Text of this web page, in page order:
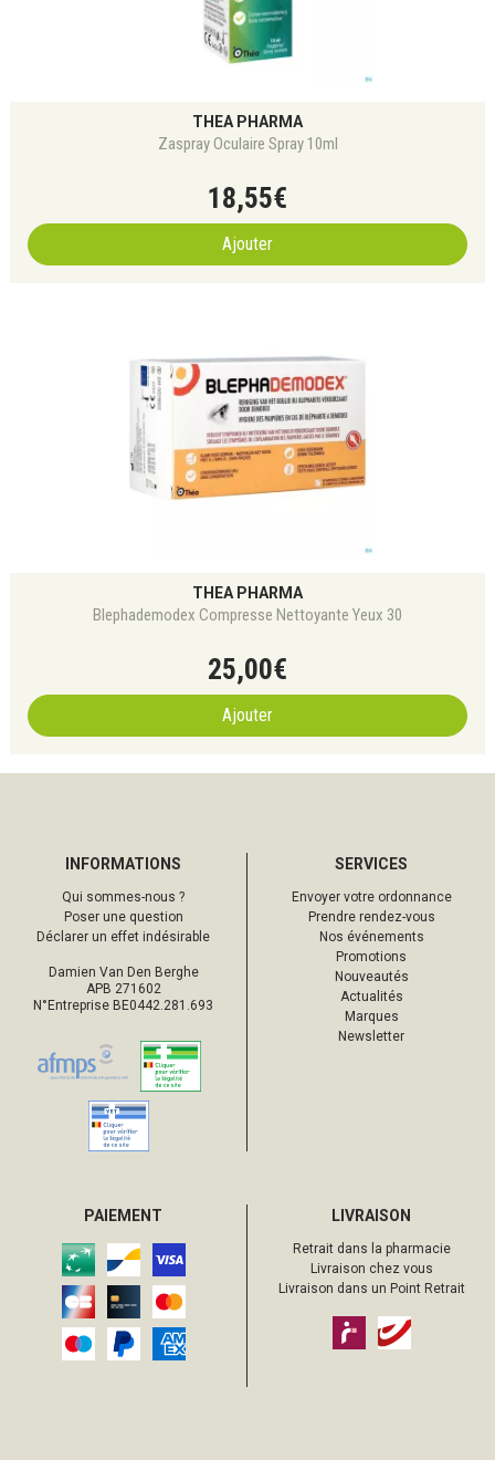
THEA PHARMA
Zaspray Oculaire Spray 10ml
18,55€
Ajouter
THEA PHARMA
Blephademodex Compresse Nettoyante Yeux 30
25,00€
Ajouter
INFORMATIONS
Qui sommes-nous ?
Poser une question
Déclarer un effet indésirable
Damien Van Den Berghe
APB 271602
N°Entreprise BE0442.281.693
SERVICES
Envoyer votre ordonnance
Prendre rendez-vous
Nos événements
Promotions
Nouveautés
Actualités
Marques
Newsletter
PAIEMENT LIVRAISON
Retrait dans la pharmacie
Livraison chez vous
Livraison dans un Point Retrait